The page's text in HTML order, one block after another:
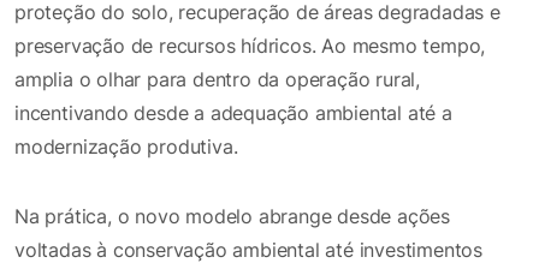
proteção do solo, recuperação de áreas degradadas e
preservação de recursos hídricos. Ao mesmo tempo,
amplia o olhar para dentro da operação rural,
incentivando desde a adequação ambiental até a
modernização produtiva.
Na prática, o novo modelo abrange desde ações
voltadas à conservação ambiental até investimentos